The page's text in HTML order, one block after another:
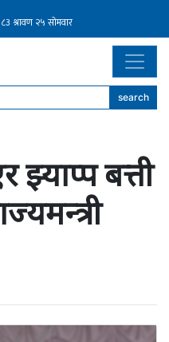
search
झ्याप्प बत्ती